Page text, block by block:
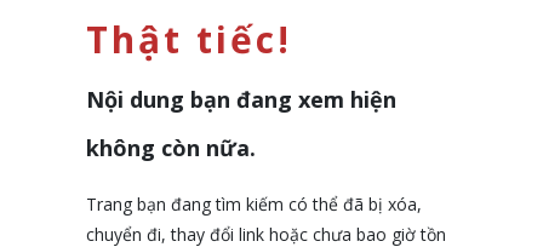
Thật tiếc!
Nội dung bạn đang xem hiện
không còn nữa.
Trang bạn đang tìm kiếm có thể đã bị xóa,
chuyển đi, thay đổi link hoặc chưa bao giờ tồn